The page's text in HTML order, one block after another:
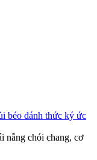
béo đánh thức ký ức
nắng chói chang, cơ